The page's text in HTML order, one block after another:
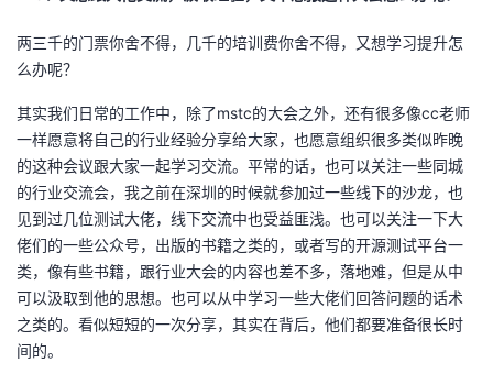
两三千的门票你舍不得，几千的培训费你舍不得，又想学习提升怎
么办呢？
其实我们日常的工作中，除了mstc的大会之外，还有很多像cc老师
一样愿意将自己的行业经验分享给大家，也愿意组织很多类似昨晚
的这种会议跟大家一起学习交流。平常的话，也可以关注一些同城
的行业交流会，我之前在深圳的时候就参加过一些线下的沙龙，也
见到过几位测试大佬，线下交流中也受益匪浅。也可以关注一下大
佬们的一些公众号，出版的书籍之类的，或者写的开源测试平台一
类，像有些书籍，跟行业大会的内容也差不多，落地难，但是从中
可以汲取到他的思想。也可以从中学习一些大佬们回答问题的话术
之类的。看似短短的一次分享，其实在背后，他们都要准备很长时
间的。